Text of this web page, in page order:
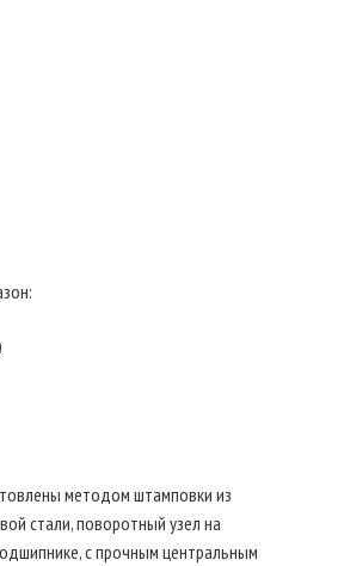
методом штамповки из
стали, поворотный узел на
с прочным центральным